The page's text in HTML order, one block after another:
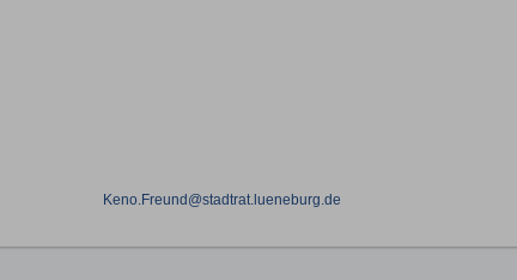
Keno.Freund@stadtrat.lueneburg.de